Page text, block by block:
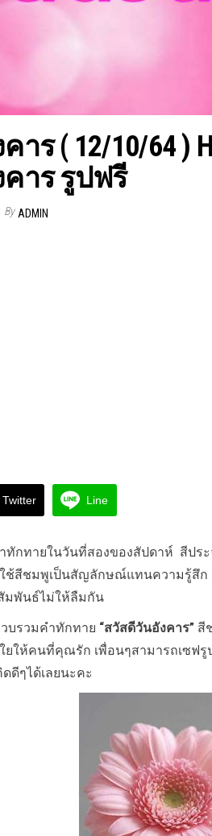
ร ( 12/10/64 )
าร รูปฟรี
By ADMIN
Twitter Line
ทักทายในวันที่สองของสัปดาห์ สีปร
ช้สีชมพูเป็นสัญลักษณ์แทนความรู้สึก
มพันธ์ไม่ให้ลืมกัน
บรวมคำทักทาย “สวัสดีวันอังคาร” สี
ยให้คนที่คุณรัก เพื่อนๆสามารถเซฟ
ดีๆได้เลยนะคะ